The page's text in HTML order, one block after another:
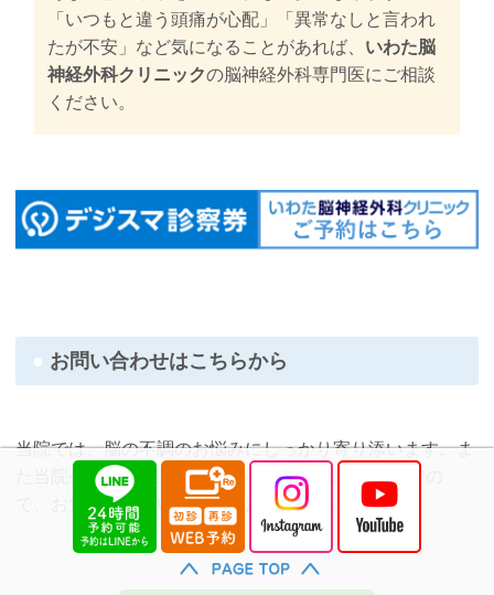
「いつもと違う頭痛が心配」「異常なしと言われ
たが不安」など気になることがあれば、 いわた脳
神経外科クリニックの脳神経外科専門医にご相談
ください。
お問い合わせはこちらから
当院では、脳の不調のお悩みにしっかり寄り添います。ま
た当院公式LINEにてご質問等をお受けしておりますの
で、お気軽にお問い合わせくださいませ。